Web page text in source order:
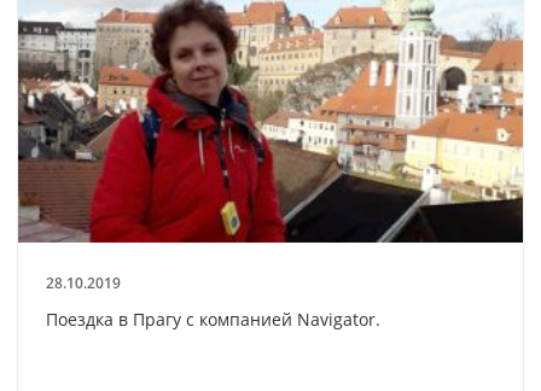
28.10.2019
Поездка в Прагу с компанией Navigator.